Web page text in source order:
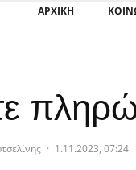
ΑΡΧΙΚΗ
· 1.11.2023, 07:24